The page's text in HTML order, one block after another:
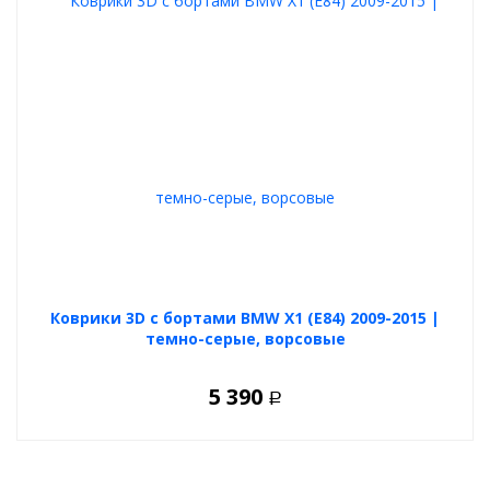
Коврики 3D с бортами BMW X1 (E84) 2009-2015 |
темно-серые, ворсовые
5 390 Р